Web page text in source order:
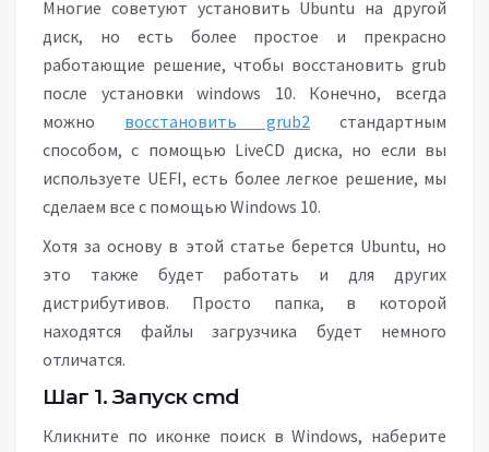
Многие советуют установить Ubuntu на другой
диск, но есть более простое и прекрасно
работающие решение, чтобы восстановить grub
после установки windows 10. Конечно, всегда
можно восстановить grub2 стандартным
способом, с помощью LiveCD диска, но если вы
используете UEFI, есть более легкое решение, мы
сделаем все с помощью Windows 10.
Хотя за основу в этой статье берется Ubuntu, но
это также будет работать и для других
дистрибутивов. Просто папка, в которой
находятся файлы загрузчика будет немного
отличатся.
Шаг 1. Запуск cmd
Кликните по иконке поиск в Windows, наберите